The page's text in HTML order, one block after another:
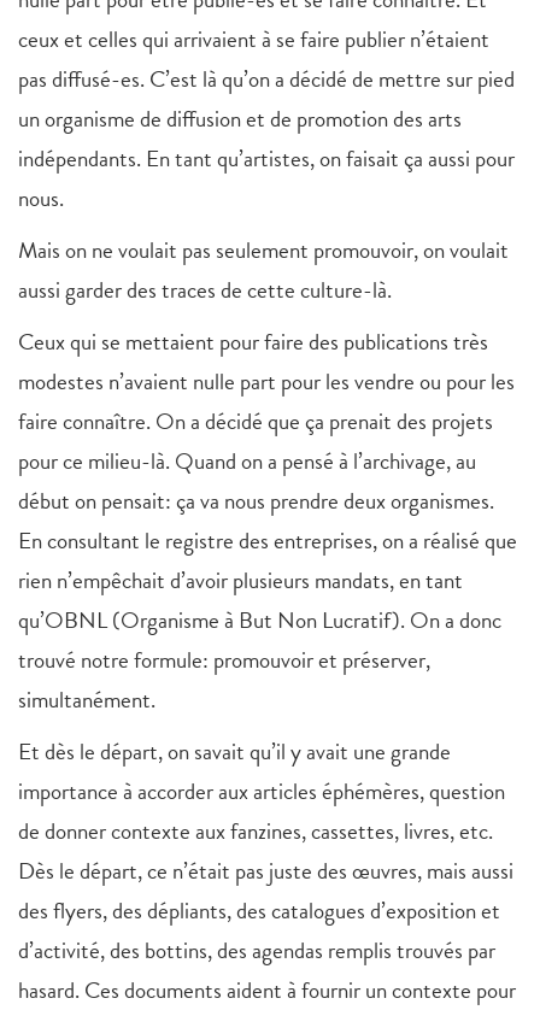
ceux et celles qui arrivaient à se faire publier n’étaient
pas diffusé-es. C’est là qu’on a décidé de mettre sur pied
un organisme de diffusion et de promotion des arts
indépendants. En tant qu’artistes, on faisait ça aussi pour
nous.
Mais on ne voulait pas seulement promouvoir, on voulait
aussi garder des traces de cette culture-là.
Ceux qui se mettaient pour faire des publications très
modestes n’avaient nulle part pour les vendre ou pour les
faire connaître. On a décidé que ça prenait des projets
pour ce milieu-là. Quand on a pensé à l’archivage, au
début on pensait: ça va nous prendre deux organismes.
En consultant le registre des entreprises, on a réalisé que
rien n’empêchait d’avoir plusieurs mandats, en tant
qu’OBNL (Organisme à But Non Lucratif). On a donc
trouvé notre formule: promouvoir et préserver,
simultanément.
Et dès le départ, on savait qu’il y avait une grande
importance à accorder aux articles éphémères, question
de donner contexte aux fanzines, cassettes, livres, etc.
Dès le départ, ce n’était pas juste des œuvres, mais aussi
des flyers, des dépliants, des catalogues d’exposition et
d’activité, des bottins, des agendas remplis trouvés par
hasard. Ces documents aident à fournir un contexte pour